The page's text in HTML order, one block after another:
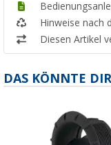
Hinweise nach
Diesen Artikel
DAS KÖNNTE